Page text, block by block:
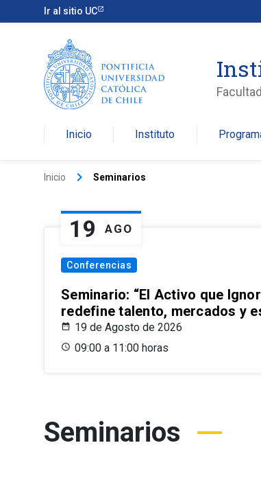
Ir al sitio UC
Inicio Instituto
Inicio keyboard_arrow_right Seminarios
19 AGO
Conferencias
Seminario: “El Activo que
redefine talento, mercados y
19 de Agosto de 2026
09:00 a 11:00 horas
Seminarios